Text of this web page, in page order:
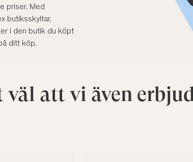
priser. Med
butiksskyltar,
i den butik du köpt
ditt köp.
väl att vi även